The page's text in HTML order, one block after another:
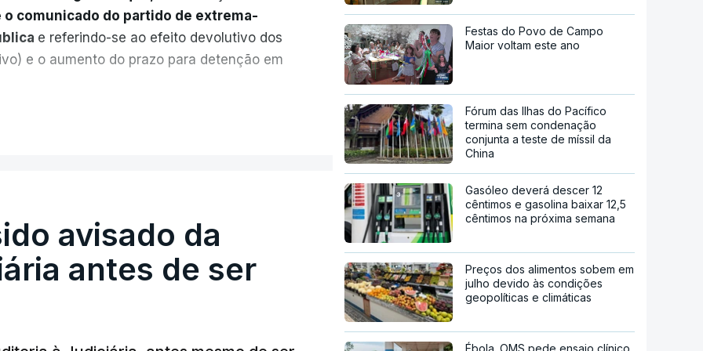
comunicado do partido de extrema-
e referindo-se ao efeito devolutivo dos
e o aumento do prazo para detenção em
o prazo de 60 dias, os imigrantes
e muito injusto para aqueles cidadãos
os passos para poderem entrar e
concluindo que
avisado da
antes de ser
Festas do Povo de Campo
Maior voltam este ano
Fórum das Ilhas do Pacífico
termina sem condenação
conjunta a teste de míssil da
China
Gasóleo deverá descer 12
cêntimos e gasolina baixar 12,5
cêntimos na próxima semana
Preços dos alimentos sobem em
julho devido às condições
geopolíticas e climáticas